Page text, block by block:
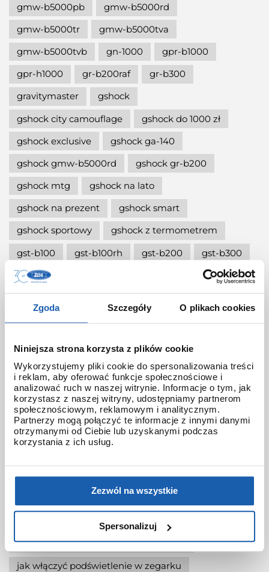
Zgoda Szczegóły O plikach cookies
Niniejsza strona korzysta z plików cookie
Wykorzystujemy pliki cookie do spersonalizowania treści
i reklam, aby oferować funkcje społecznościowe i
analizować ruch w naszej witrynie. Informacje o tym, jak
korzystasz z naszej witryny, udostępniamy partnerom
społecznościowym, reklamowym i analitycznym.
Partnerzy mogą połączyć te informacje z innymi danymi
otrzymanymi od Ciebie lub uzyskanymi podczas
korzystania z ich usług.
Zezwól na wszystkie
Spersonalizuj
gmw-b5000pb
gmw-b5000rd
gmw-b5000tr
gmw-b5000tva
gmw-b5000tvb
gn-1000
gpr-b1000
gpr-h1000
gr-b200raf
gr-b300
gravitymaster
gshock
gshock city camouflage
gshock do 1000 zł
gshock exclusive
gshock ga-140
gshock gmw-b5000rd
gshock gr-b200
gshock mtg
gshock na lato
gshock na prezent
gshock smart
gshock sportowy
gshock z termometrem
gst-b100
gst-b100rh gst-b200
gst-b300
gst-b300wlp-1a
gst-b4000
gst-b500
gsteel gsw-h1000
gw-8230b
gw-9400
gw-9500
gwf-1000
gwf-a1000apf
gwf-b1000rbt
gwg-1000
gwg-2000
gwg-2000tlc
gwg-b1000
gwr-b1000
gwr-b1000hj
hana-basara
hidden talents
honda jet
honey
iluminator g-shock
iluminator w zegarku
jak czyścić g-shocka
jak skrócić bransoletę w g-shock?
jak ustawić zegarek g-shock ga-2100?
jak włączyć podświetlenie w zegarku